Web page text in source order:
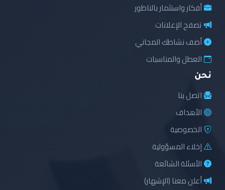
أفكار واستثمار بالناظور
تصفح الإعلانات
أضف نشاطك المجاني
العطل والمناسبات
نحن
اتصل بنا
الأهداف
الخصوصية
إخلاء المسؤولية
الأسئلة الشائعة
أعلن معنا (الإشهار)